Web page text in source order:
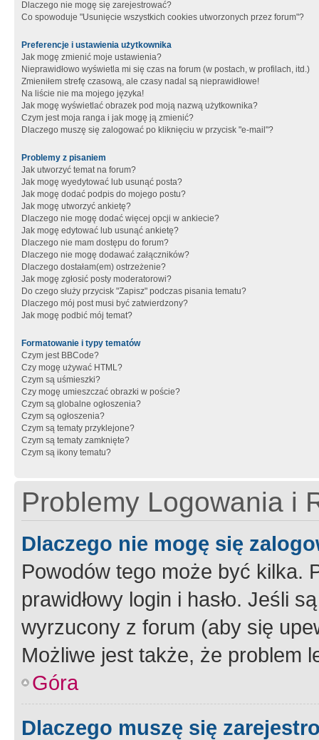
Dlaczego nie mogę się zarejestrować?
Co spowoduje "Usunięcie wszystkich cookies utworzonych przez forum"?
Preferencje i ustawienia użytkownika
Jak mogę zmienić moje ustawienia?
Nieprawidłowo wyświetla mi się czas na forum (w postach, w profilach, itd.)
Zmieniłem strefę czasową, ale czasy nadal są nieprawidłowe!
Na liście nie ma mojego języka!
Jak mogę wyświetlać obrazek pod moją nazwą użytkownika?
Czym jest moja ranga i jak mogę ją zmienić?
Dlaczego muszę się zalogować po kliknięciu w przycisk "e-mail"?
Problemy z pisaniem
Jak utworzyć temat na forum?
Jak mogę wyedytować lub usunąć posta?
Jak mogę dodać podpis do mojego postu?
Jak mogę utworzyć ankietę?
Dlaczego nie mogę dodać więcej opcji w ankiecie?
Jak mogę edytować lub usunąć ankietę?
Dlaczego nie mam dostępu do forum?
Dlaczego nie mogę dodawać załączników?
Dlaczego dostałam(em) ostrzeżenie?
Jak mogę zgłosić posty moderatorowi?
Do czego służy przycisk "Zapisz" podczas pisania tematu?
Dlaczego mój post musi być zatwierdzony?
Jak mogę podbić mój temat?
Formatowanie i typy tematów
Czym jest BBCode?
Czy mogę używać HTML?
Czym są uśmieszki?
Czy mogę umieszczać obrazki w poście?
Czym są globalne ogłoszenia?
Czym są ogłoszenia?
Czym są tematy przyklejone?
Czym są tematy zamknięte?
Czym są ikony tematu?
Problemy Logowania i
Dlaczego nie mogę się
Powodów tego może być kilka.
prawidłowy login i hasło. Jeśli
wyrzucony z forum (aby się
Możliwe jest także, że problem
Góra
Dlaczego muszę się